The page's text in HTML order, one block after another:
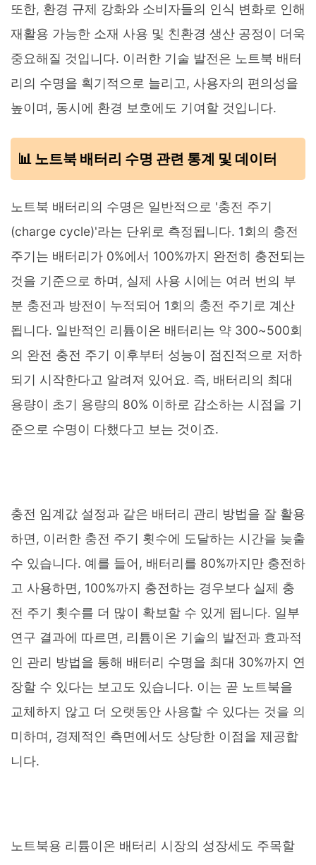
또한, 환경 규제 강화와 소비자들의 인식 변화로 인해
재활용 가능한 소재 사용 및 친환경 생산 공정이 더욱
중요해질 것입니다. 이러한 기술 발전은 노트북 배터
리의 수명을 획기적으로 늘리고, 사용자의 편의성을
높이며, 동시에 환경 보호에도 기여할 것입니다.
📊 노트북 배터리 수명 관련 통계 및 데이터
노트북 배터리의 수명은 일반적으로 '충전 주기
(charge cycle)'라는 단위로 측정됩니다. 1회의 충전
주기는 배터리가 0%에서 100%까지 완전히 충전되는
것을 기준으로 하며, 실제 사용 시에는 여러 번의 부
분 충전과 방전이 누적되어 1회의 충전 주기로 계산
됩니다. 일반적인 리튬이온 배터리는 약 300~500회
의 완전 충전 주기 이후부터 성능이 점진적으로 저하
되기 시작한다고 알려져 있어요. 즉, 배터리의 최대
용량이 초기 용량의 80% 이하로 감소하는 시점을 기
준으로 수명이 다했다고 보는 것이죠.
충전 임계값 설정과 같은 배터리 관리 방법을 잘 활용
하면, 이러한 충전 주기 횟수에 도달하는 시간을 늦출
수 있습니다. 예를 들어, 배터리를 80%까지만 충전하
고 사용하면, 100%까지 충전하는 경우보다 실제 충
전 주기 횟수를 더 많이 확보할 수 있게 됩니다. 일부
연구 결과에 따르면, 리튬이온 기술의 발전과 효과적
인 관리 방법을 통해 배터리 수명을 최대 30%까지 연
장할 수 있다는 보고도 있습니다. 이는 곧 노트북을
교체하지 않고 더 오랫동안 사용할 수 있다는 것을 의
미하며, 경제적인 측면에서도 상당한 이점을 제공합
니다.
노트북용 리튬이온 배터리 시장의 성장세도 주목할